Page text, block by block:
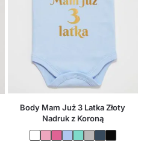
Body Mam Już 3 Latka Złoty
Nadruk z Koroną